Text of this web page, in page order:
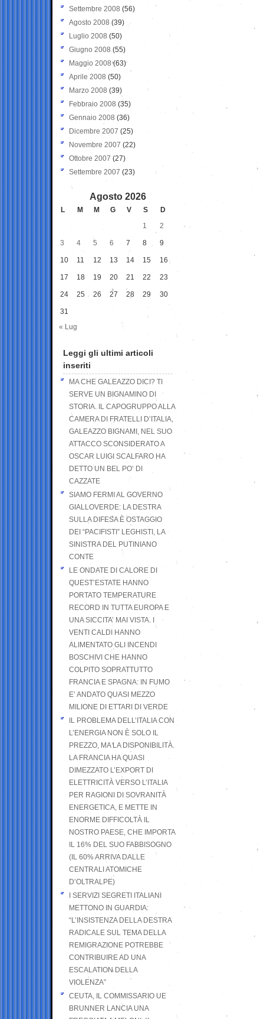
Settembre 2008 (56)
Agosto 2008 (39)
Luglio 2008 (50)
Giugno 2008 (55)
Maggio 2008(63)
Aprile 2008 (50)
Marzo 2008 (39)
Febbraio 2008 (35)
Gennaio 2008 (36)
Dicembre 2007 (25)
Novembre 2007 (22)
Ottobre 2007 (27)
Settembre 2007 (23)
Agosto 2026
L M M G V S
D
1
2
3 4 5 6 7 8 9
10 11 12 13 14 15 16
17 18 19 20 21 22 23
24 25 26 27 28 29 30
31
« Lug
Leggi gli ultimi articoli
inseriti
MA CHE GALEAZZO DICI? TI
SERVE UN BIGNAMINO DI
STORIA. IL CAPOGRUPPO ALLA
CAMERA DI FRATELLI D’ITALIA,
GALEAZZO BIGNAMI, NEL SUO
ATTACCO SCONSIDERATO A
OSCAR LUIGI SCALFARO HA
DETTO UN BEL PO’ DI
CAZZATE
SIAMO FERMI AL GOVERNO
GIALLOVERDE: LA DESTRA
SULLA DIFESA È OSTAGGIO
DEI “PACIFISTI” LEGHISTI, LA
SINISTRA DEL PUTINIANO
CONTE
LE ONDATE DI CALORE DI
QUEST’ESTATE HANNO
PORTATO TEMPERATURE
RECORD IN TUTTA EUROPA E
UNA SICCITA’ MAI VISTA. I
VENTI CALDI HANNO
ALIMENTATO GLI INCENDI
BOSCHIVI CHE HANNO
COLPITO SOPRATTUTTO
FRANCIA E SPAGNA: IN FUMO
E’ ANDATO QUASI MEZZO
MILIONE DI ETTARI DI VERDE
IL PROBLEMA DELL’ITALIA CON
L’ENERGIA NON È SOLO IL
PREZZO, MA LA DISPONIBILITÀ.
LA FRANCIA HA QUASI
DIMEZZATO L’EXPORT DI
ELETTRICITÀ VERSO L’ITALIA
PER RAGIONI DI SOVRANITÀ
ENERGETICA, E METTE IN
ENORME DIFFICOLTÀ IL
NOSTRO PAESE, CHE IMPORTA
IL 16% DEL SUO FABBISOGNO
(IL 60% ARRIVA DALLE
CENTRALI ATOMICHE
D’OLTRALPE)
I SERVIZI SEGRETI ITALIANI
METTONO IN GUARDIA:
“L’INSISTENZA DELLA DESTRA
RADICALE SUL TEMA DELLA
REMIGRAZIONE POTREBBE
CONTRIBUIRE AD UNA
ESCALATION DELLA
VIOLENZA”
CEUTA, IL COMMISSARIO UE
BRUNNER LANCIA UNA